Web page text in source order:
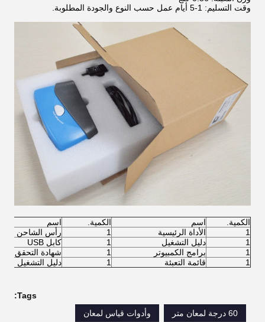
وقت التسليم: 1-5 أيام عمل حسب النوع والجودة المطلوبة.
الكمية. اسم الكمية.
اسم
1
الأداة الرئيسية 1
رأس الشاحن
1
دليل التشغيل 1
كابل USB
1
برامج الكمبيوتر 1
شهادة التحقق
1
قائمة التعبئة 1 دليل التشغيل
Tags:
60 درجة لمعان متر
وأدوات قياس لمعان